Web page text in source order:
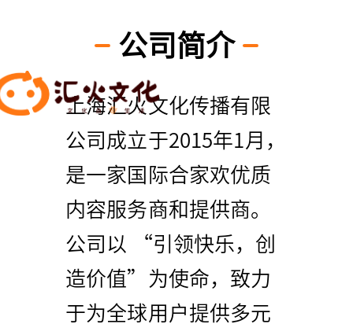
公司简介
上海汇火文化传播有限
公司成立于2015年1月，
是一家国际合家欢优质
内容服务商和提供商。
公司以 “引领快乐，创
造价值”为使命，致力
于为全球用户提供多元